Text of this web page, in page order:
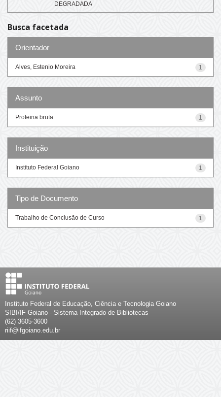
DEGRADADA
Busca facetada
Orientador
1
Alves, Estenio Moreira
Assunto
1
Proteina bruta
Instituição
1
Instituto Federal Goiano
Tipo de Documento
1
Trabalho de Conclusão de Curso
Instituto Federal de Educação, Ciência e Tecnologia Goiano
SIBI/IF Goiano - Sistema Integrado de Bibliotecas
(62) 3605-3600
riif@ifgoiano.edu.br